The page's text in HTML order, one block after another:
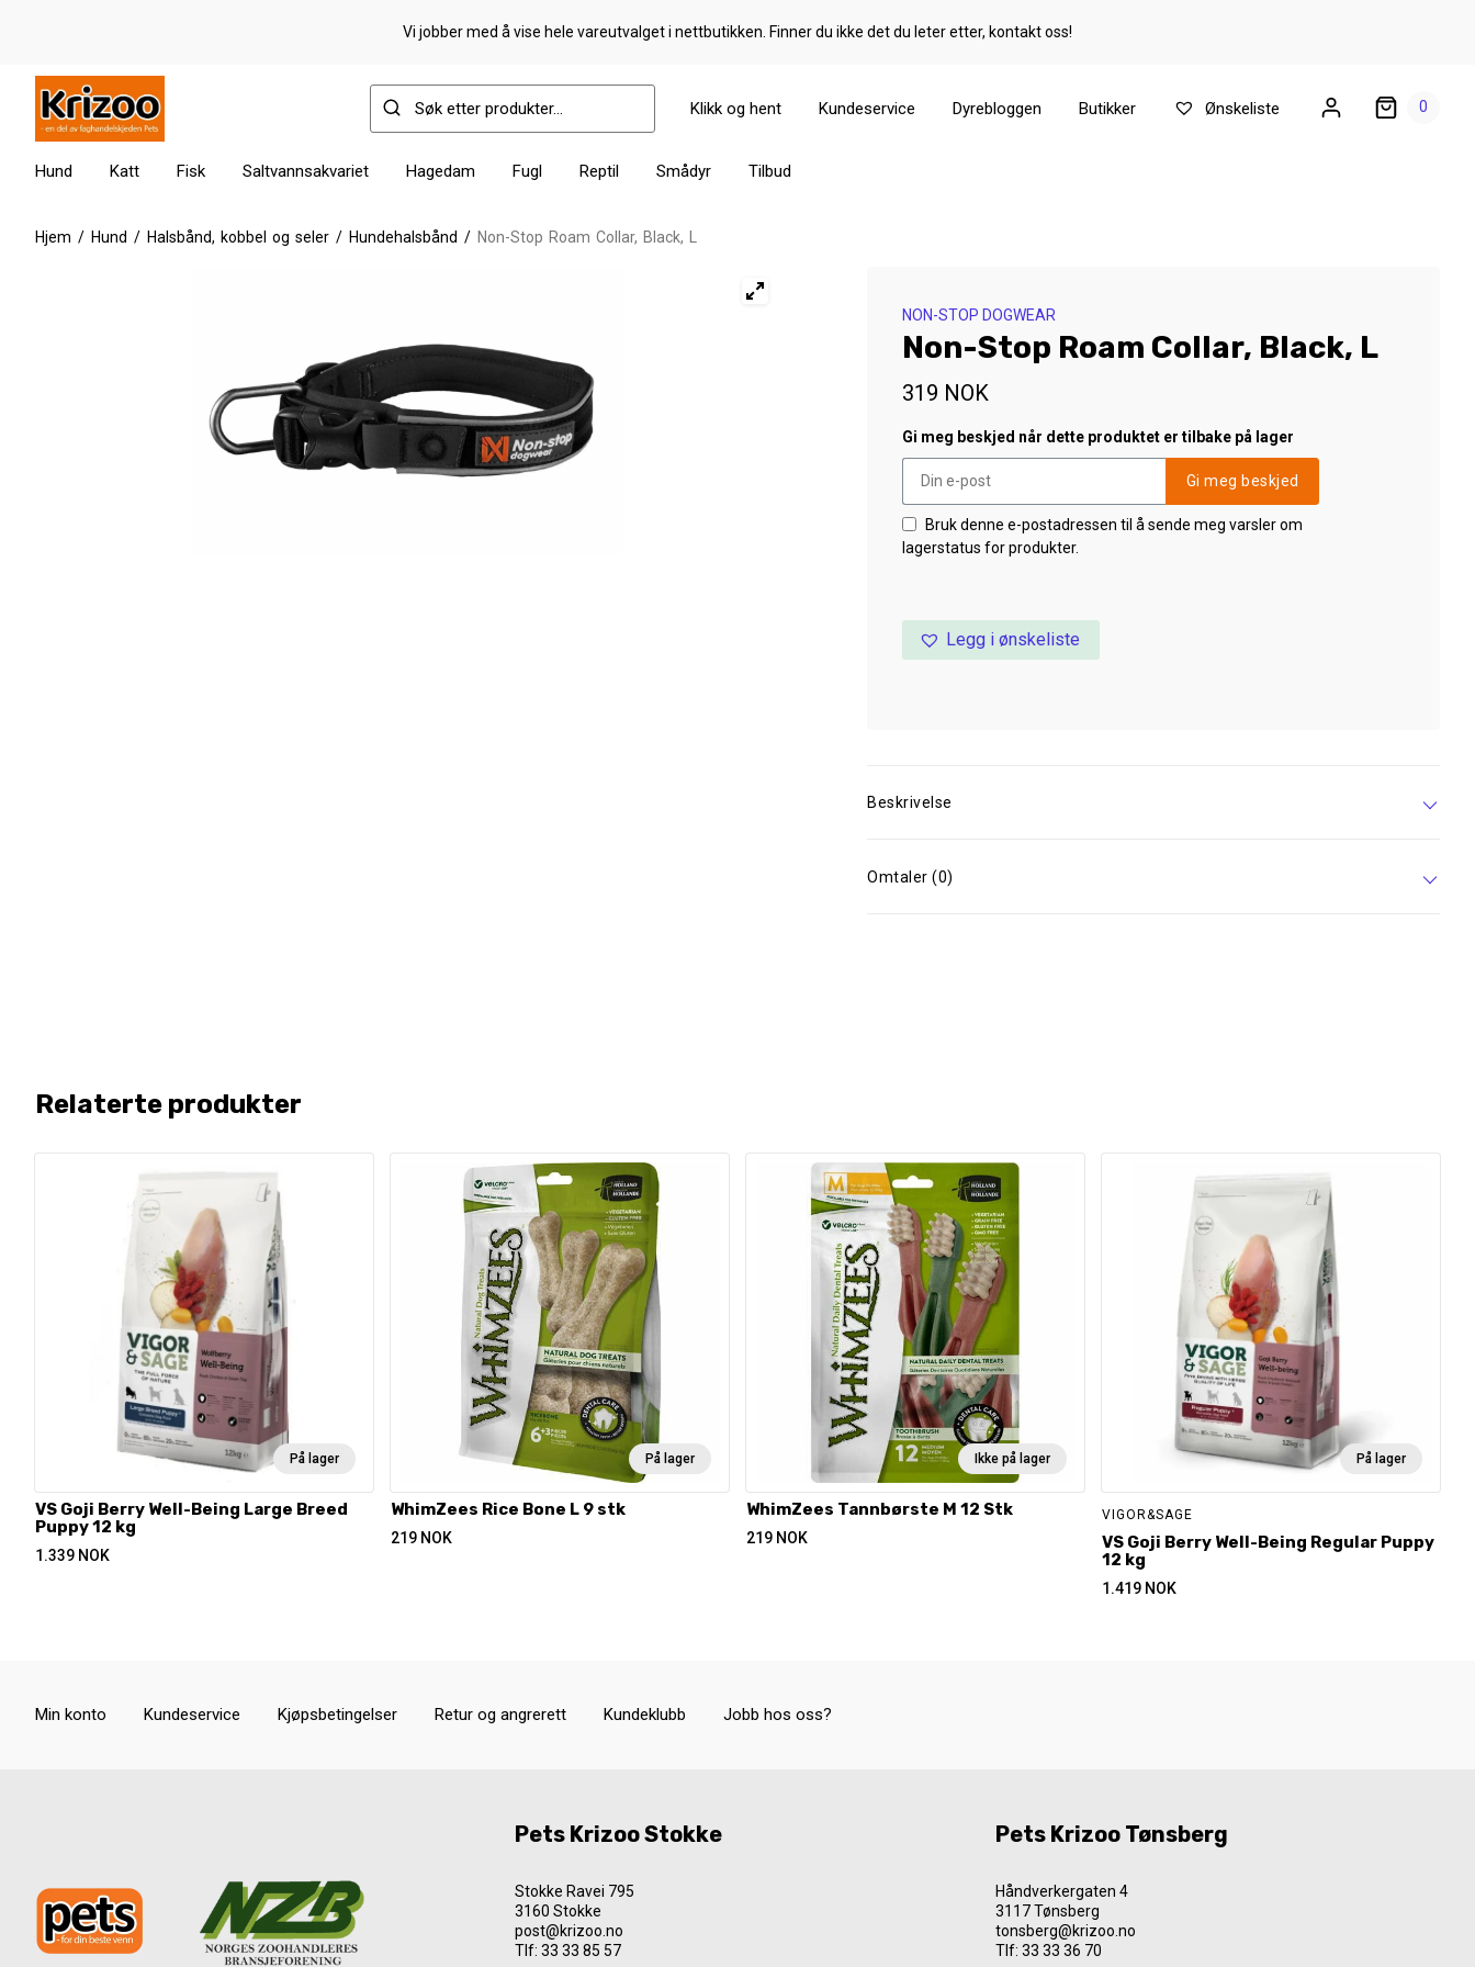
Vi jobber med å vise hele vareutvalget i nettbutikken. Finner du ikke det du leter etter, kontakt oss!
0
Klikk og hent Kundeservice Dyrebloggen Butikker Ønskeliste
Hund Katt Fisk Saltvannsakvariet Hagedam Fugl Reptil Smådyr Tilbud
Hjem / Hund / Halsbånd, kobbel og seler / Hundehalsbånd / Non-Stop Roam Collar, Black, L
NON-STOP DOGWEAR
Non-Stop Roam Collar, Black, L
319 NOK
Gi meg beskjed når dette produktet er tilbake på lager
Gi meg beskjed
Bruk denne e-postadressen til å sende meg varsler om
lagerstatus for produkter.
Legg i ønskeliste
Beskrivelse
Omtaler (0)
Relaterte produkter
På lager
VS Goji Berry Well-Being Large Breed
Puppy 12 kg
1.339 NOK
På lager
WhimZees Rice Bone L 9 stk
219 NOK
Ikke på lager
WhimZees Tannbørste M 12 Stk
219 NOK
På lager
VIGOR&SAGE
VS Goji Berry Well-Being Regular Puppy
12 kg
1.419 NOK
Min konto Kundeservice Kjøpsbetingelser Retur og angrerett Kundeklubb Jobb hos oss?
Pets Krizoo Stokke
Stokke Ravei 795
3160 Stokke
post@krizoo.no
Tlf:33 33 85 57
Pets Krizoo Tønsberg
Håndverkergaten 4
3117 Tønsberg
tonsberg@krizoo.no
Tlf: 33 33 36 70